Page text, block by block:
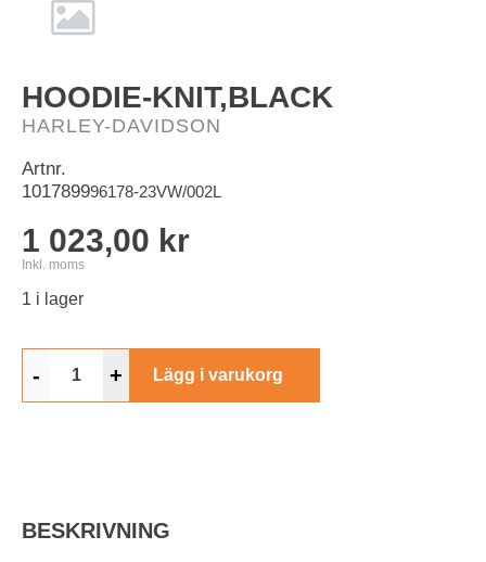
HOODIE-KNIT,BLACK
HARLEY-DAVIDSON
Artnr.
101789996178-23VW/002L
1 023,00 kr
Inkl. moms
1 i lager
- + Lägg i varukorg
BESKRIVNING